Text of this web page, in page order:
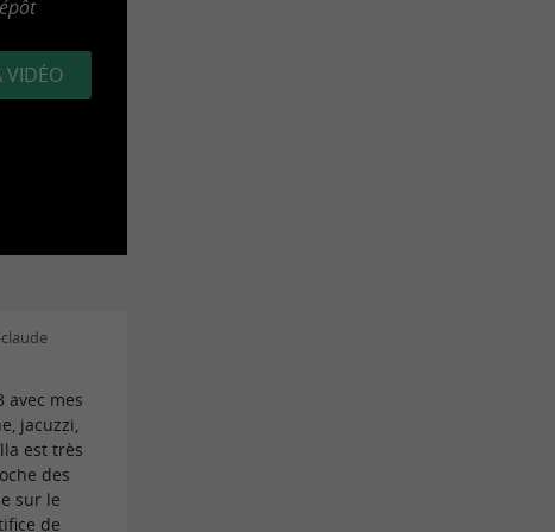
VIDÉO
avec mes
jacuzzi,
est très
des
sur le
de